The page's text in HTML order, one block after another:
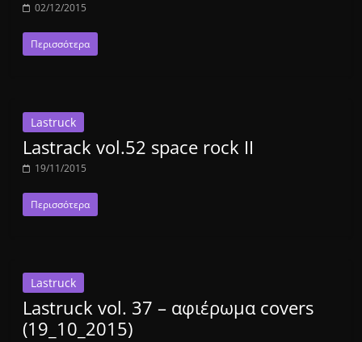
02/12/2015
Περισσότερα
Lastruck
Lastrack vol.52 space rock II
19/11/2015
Περισσότερα
Lastruck
Lastruck vol. 37 – αφιέρωμα covers
(19_10_2015)